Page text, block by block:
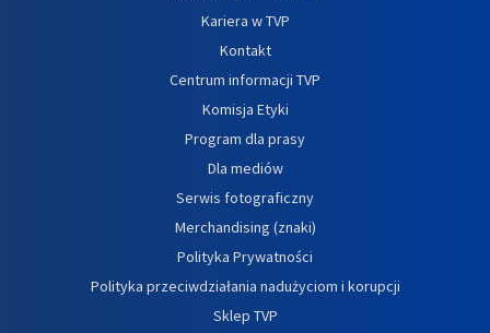
Kariera w TVP
Kontakt
Centrum informacji TVP
Komisja Etyki
Program dla prasy
Dla mediów
Serwis fotograficzny
Merchandising (znaki)
Polityka Prywatności
Polityka przeciwdziałania nadużyciom i korupcji
Sklep TVP